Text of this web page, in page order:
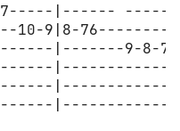
7-----|------
10-9|8-
|-------9-8-